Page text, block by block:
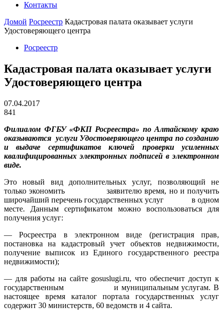
Контакты
Домой Росреестр Кадастровая палата оказывает услуги
Удостоверяющего центра
Росреестр
Кадастровая палата оказывает услуги
Удостоверяющего центра
07.04.2017
841
Филиалом ФГБУ «ФКП Росреестра» по Алтайскому краю
оказываются услуги Удостоверяющего центра по созданию
и выдаче сертификатов ключей проверки усиленных
квалифицированных электронных подписей в электронном
виде.
Это новый вид дополнительных услуг, позволяющий не
только экономить заявителю время, но и получить
широчайший перечень государственных услуг в одном
месте. Данным сертификатом можно воспользоваться для
получения услуг:
— Росреестра в электронном виде (регистрация прав,
постановка на кадастровый учет объектов недвижимости,
получение выписок из Единого государственного реестра
недвижимости);
— для работы на сайте gosuslugi.ru, что обеспечит доступ к
государственным и муниципальным услугам. В
настоящее время каталог портала государственных услуг
содержит 30 министерств, 60 ведомств и 4 сайта.